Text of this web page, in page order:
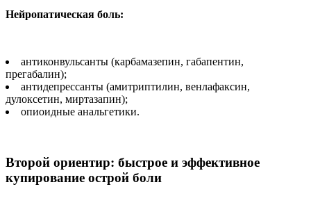
Нейропатическая боль:
антиконвульсанты (карбамазепин, габапентин,
прегабалин);
антидепрессанты (амитриптилин, венлафаксин,
дулоксетин, миртазапин);
опиоидные анальгетики.
Второй ориентир: быстрое и эффективное
купирование острой боли